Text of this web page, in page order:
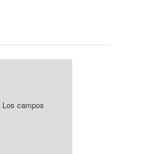
Los campos